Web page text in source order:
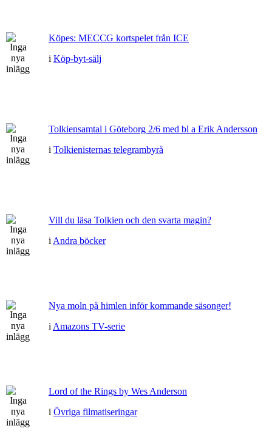
Köpes: MECCG kortspelet från ICE
i Köp-byt-sälj
Tolkiensamtal i Göteborg 2/6 med bl a Erik Andersson
i Tolkienisternas telegrambyrå
Vill du läsa Tolkien och den svarta magin?
i Andra böcker
Nya moln på himlen inför kommande säsonger!
i Amazons TV-serie
Lord of the Rings by Wes Anderson
i Övriga filmatiseringar